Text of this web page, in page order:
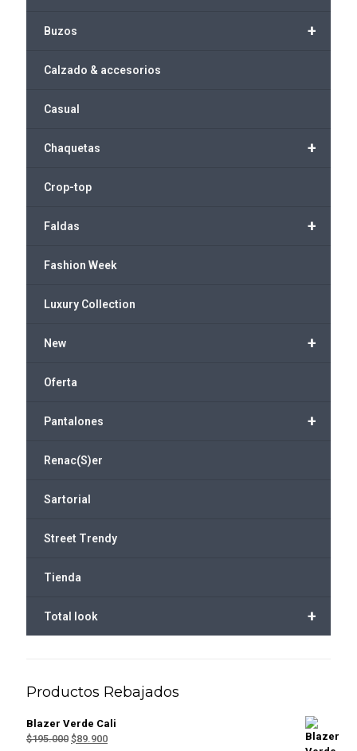
+
Buzos
Calzado & accesorios
Casual
+
Chaquetas
Crop-top
+
Faldas
Fashion Week
Luxury Collection
+
New
Oferta
+
Pantalones
Renac(S)er
Sartorial
Street Trendy
Tienda
+
Total look
Productos Rebajados
Blazer Verde Cali
$195.000 El
$89.900El